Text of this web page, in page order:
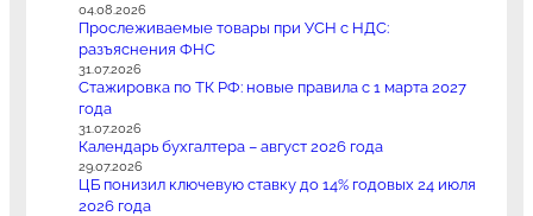
04.08.2026
Прослеживаемые товары при УСН с НДС:
разъяснения ФНС
31.07.2026
Стажировка по ТК РФ: новые правила с 1 марта 2027
года
31.07.2026
Календарь бухгалтера – август 2026 года
29.07.2026
ЦБ понизил ключевую ставку до 14% годовых 24 июля
2026 года